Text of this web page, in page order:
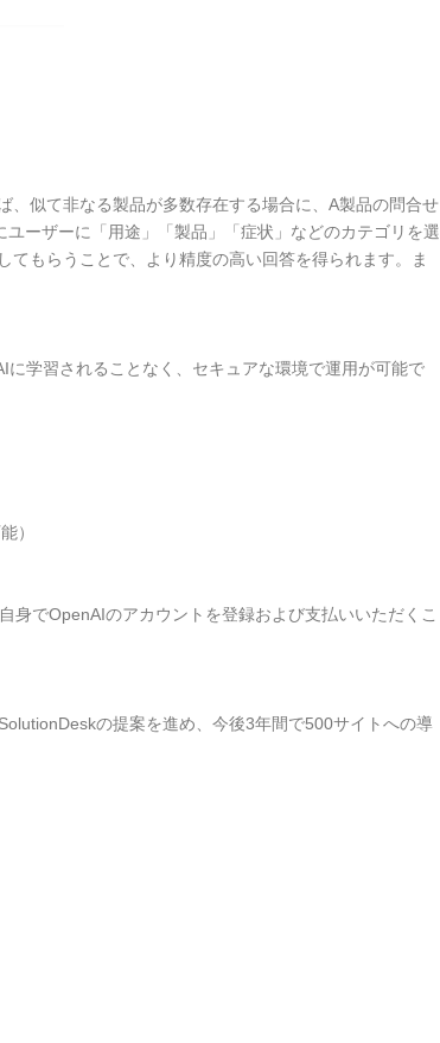
似て非なる製品が多数存在する場合に、A製品の問合せ
ーザーに「用途」「製品」「症状」などのカテゴリを選
もらうことで、より精度の高い回答を得られます。ま
学習されることなく、セキュアな環境で運用が可能で
）
でOpenAIのアカウントを登録および支払いいただくこ
の提案を進め、今後3年間で500サイトへの導